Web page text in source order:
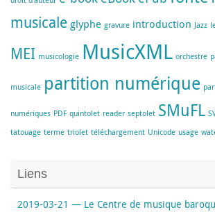
musicale glyphe gravure introduction Jazz
MEI musicologie MusicXML orchestre
musicale partition numérique
numériques PDF quintolet reader septolet SMuFL
tatouage terme triolet téléchargement Unicode usage
Liens
2019-03-21 — Le Centre de musique